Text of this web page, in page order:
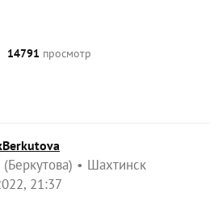
14791 просмотр
Шахтинск
21:37